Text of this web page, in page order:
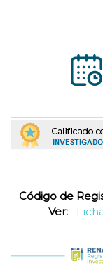
Código de
Ver: